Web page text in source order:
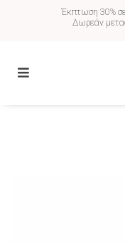
Έκπτωση 30%
Δωρεάν